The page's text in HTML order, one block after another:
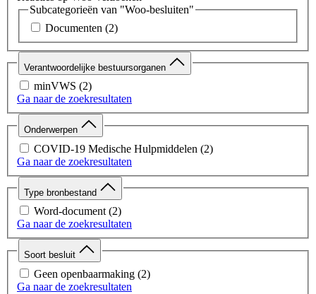
Subcategorieën van "Woo-besluiten"
Documenten (2)
Verantwoordelijke bestuursorganen
minVWS (2)
Ga naar de zoekresultaten
Onderwerpen
COVID-19 Medische Hulpmiddelen (2)
Ga naar de zoekresultaten
Type bronbestand
Word-document (2)
Ga naar de zoekresultaten
Soort besluit
Geen openbaarmaking (2)
Ga naar de zoekresultaten